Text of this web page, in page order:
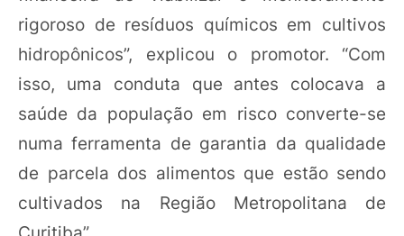
rigoroso de resíduos químicos em cultivos
hidropônicos”, explicou o promotor. “Com
isso, uma conduta que antes colocava a
saúde da população em risco converte-se
numa ferramenta de garantia da qualidade
de parcela dos alimentos que estão sendo
cultivados na Região Metropolitana de